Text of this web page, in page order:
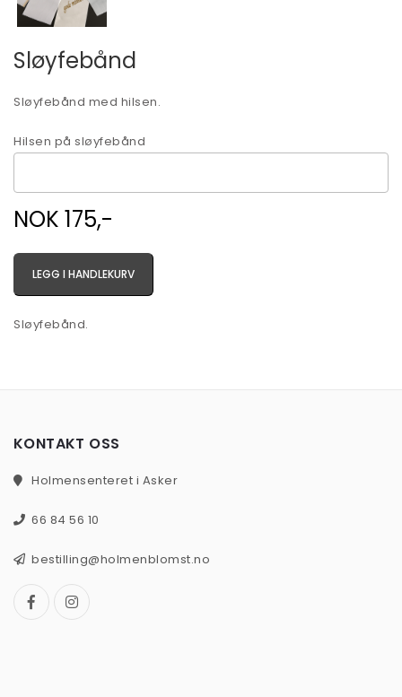
Sløyfebånd
Sløyfebånd med hilsen.
Hilsen på sløyfebånd
NOK 175,-
LEGG I HANDLEKURV
Sløyfebånd.
KONTAKT OSS
Holmensenteret i Asker
66 84 56 10
bestilling@holmenblomst.no